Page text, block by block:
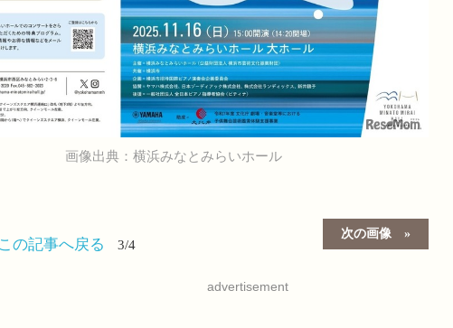
画像出典：横浜みなとみらいホール
次の画像
この記事へ戻る 3/4
advertisement